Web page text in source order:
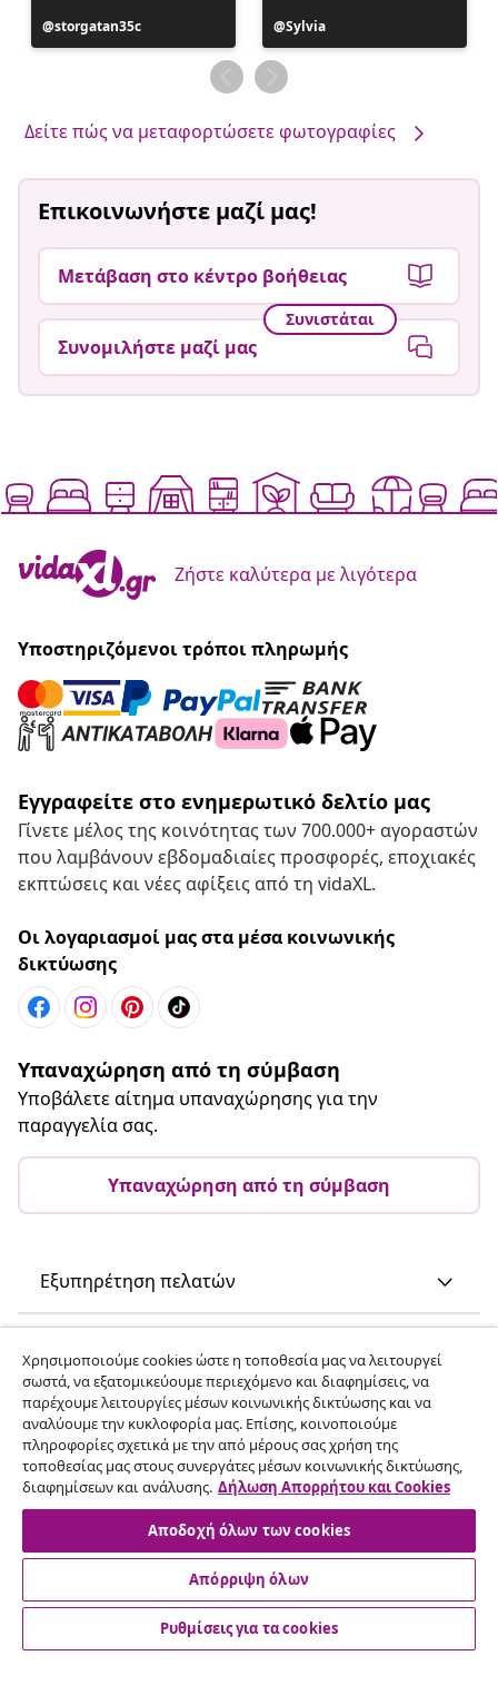
Η
ανάρτηση
storgatan35c
Η
ανάρτηση
δημοσιεύθηκε
από
Sylvia
Δείτε πώς να μεταφορτώσετε φωτογραφίες
Επικοινωνήστε μαζί μας!
Μετάβαση στο κέντρο βοήθειας
Συνιστάται
Συνομιλήστε μαζί μας
Ζήστε καλύτερα με λιγότερα
Υποστηριζόμενοι τρόποι πληρωμής
Εγγραφείτε στο ενημερωτικό δελτίο μας
Γίνετε μέλος της κοινότητας των 700.000+ αγοραστών
που λαμβάνουν εβδομαδιαίες προσφορές, εποχιακές
εκπτώσεις και νέες αφίξεις από τη vidaXL.
Οι λογαριασμοί μας στα μέσα κοινωνικής
δικτύωσης
Υπαναχώρηση από τη σύμβαση
Υποβάλετε αίτημα υπαναχώρησης για την
παραγγελία σας.
Υπαναχώρηση από τη σύμβαση
Εξυπηρέτηση πελατών
vidaXL
Ανακαλύψτε περισσότερα
© 2008-2026 vidaXL Ο ιστότοπος www.vidaxl.gr αποτελεί
Χρησιμοποιούμε cookies ώστε η τοποθεσία μας να λειτουργεί
σωστά, να εξατομικεύουμε περιεχόμενο και διαφημίσεις, να
παρέχουμε λειτουργίες μέσων κοινωνικής δικτύωσης και να
αναλύουμε την κυκλοφορία μας. Επίσης, κοινοποιούμε
πληροφορίες σχετικά με την από μέρους σας χρήση της
τοποθεσίας μας στους συνεργάτες μέσων κοινωνικής δικτύωσης,
διαφημίσεων και ανάλυσης. Δήλωση Απορρήτου και Cookies
Αποδοχή όλων των cookies
Απόρριψη όλων
Ρυθμίσεις για τα cookies